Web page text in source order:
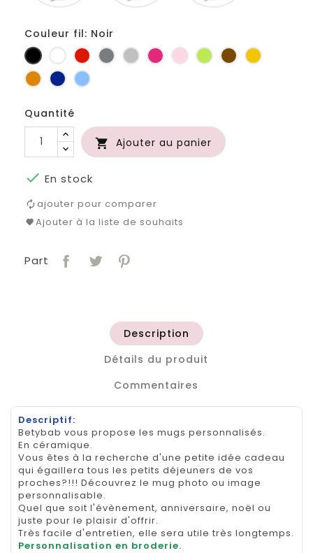
Couleur fil: Noir
Noir BlancRougeGris
foncé
Gris
clair
Fuchsia
RoseAnis MarronJaune
OrangeMarineBleu
Quantité
 Ajouter au panier
 En stock
ajouter pour comparer
Ajouter à la liste de souhaits
Part
Description
Détails du produit
Commentaires
Descriptif:
Betybab vous propose les mugs personnalisés.
En céramique.
Vous êtes à la recherche d'une petite idée cadeau
qui égaillera tous les petits déjeuners de vos
proches?!!! Découvrez le mug photo ou image
personnalisable.
Quel que soit l'évènement, anniversaire, noël ou
juste pour le plaisir d'offrir.
Très facile d'entretien, elle sera utile très longtemps.
Personnalisation en broderie.